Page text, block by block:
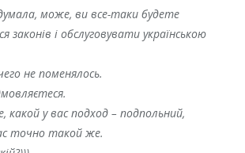
може, ви все-таки будете
законів і обслуговувати українською
не поменялось.
какой у вас подход – подпольний,
точно такой же.